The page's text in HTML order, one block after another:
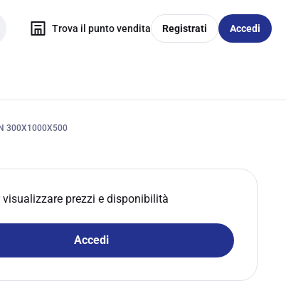
Trova il punto vendita Registrati Accedi
300X1000X500
visualizzare prezzi e disponibilità
Accedi